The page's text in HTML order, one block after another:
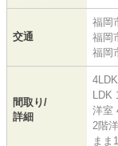
交通
福岡
福岡
福岡
間取り/
詳細
洋室
2階
まま